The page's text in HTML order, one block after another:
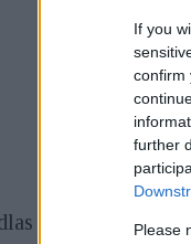
If you
confirm
further
Please
ett nytt